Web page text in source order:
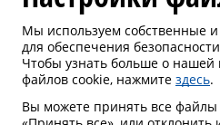
Чувствительные к
материалы, сыпучие
к прилипанию при
изменяют свои свойства
температурах, могут
Мы используем собственные
для обеспечения
Чтобы узнать больше о нашей
файлов cookie, нажмите здесь.
Вы можете принять все файлы